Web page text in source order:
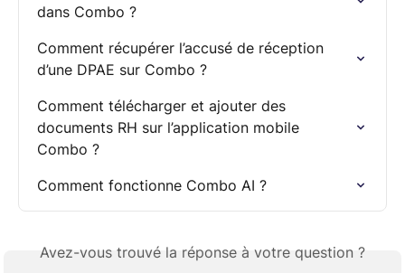
dans Combo ?
Comment récupérer l’accusé de réception
d’une DPAE sur Combo ?
Comment télécharger et ajouter des
documents RH sur l’application mobile
Combo ?
Comment fonctionne Combo AI ?
Avez-vous trouvé la réponse à votre question ?